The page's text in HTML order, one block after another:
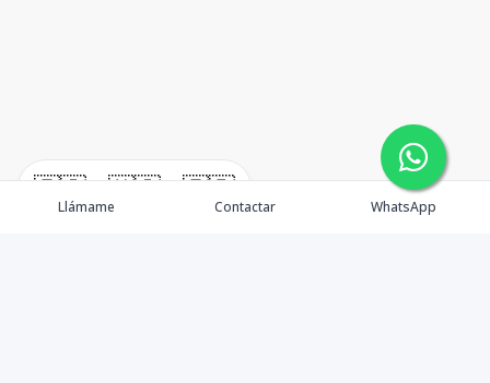
🇪🇸 🇺🇸 🇫🇷
Llámame Contactar WhatsApp